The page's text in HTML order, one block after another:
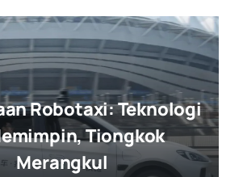
Robotaxi: Teknologi
Tiongkok
Merangkul